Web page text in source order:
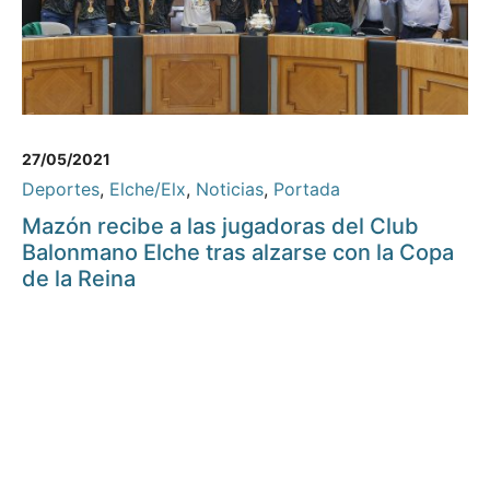
27/05/2021
Deportes, Elche/Elx, Noticias, Portada
Mazón recibe a las jugadoras del Club
Balonmano Elche tras alzarse con la Copa
de la Reina